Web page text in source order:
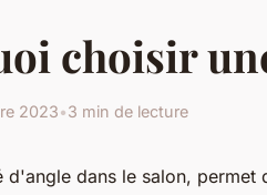
choisir
2023•3 min de lecture
d'angle dans le salon, permet